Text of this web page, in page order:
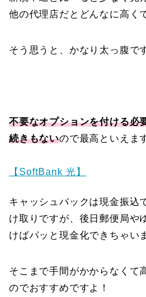
他の代理店だとどんなに高く
そう思うと、かなり太っ腹で
不要なオプションを付ける必
続きもないので最高といえま
【SoftBank 光】
キャッシュバックは現金振込
け取りですが、後日郵便局や
けばパッと現金化できちゃい
そこまで手間がかからなくて
のでおすすめですよ！